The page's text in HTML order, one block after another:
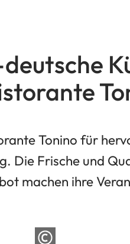
Tonino für
Die Frische und
machen ihre